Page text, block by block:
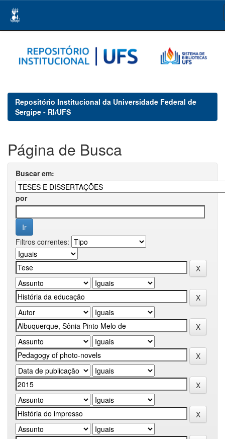
navigation
Repositório Institucional da Universidade Federal de
Sergipe - RI/UFS
Página de Busca
Buscar em:
por
Filtros correntes: